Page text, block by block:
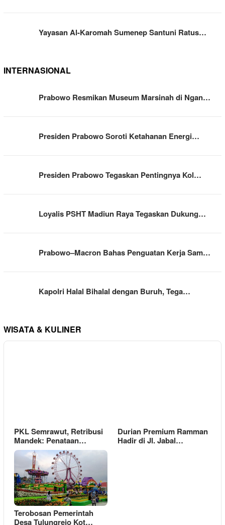
Yayasan Al-Karomah Sumenep Santuni Ratus…
INTERNASIONAL
Prabowo Resmikan Museum Marsinah di Ngan…
Presiden Prabowo Soroti Ketahanan Energi…
Presiden Prabowo Tegaskan Pentingnya Kol…
Loyalis PSHT Madiun Raya Tegaskan Dukung…
Prabowo–Macron Bahas Penguatan Kerja Sam…
Kapolri Halal Bihalal dengan Buruh, Tega…
WISATA & KULINER
PKL Semrawut, Retribusi
Mandek: Penataan…
Durian Premium Ramman
Hadir di Jl. Jabal…
Terobosan Pemerintah
Desa Tulungrejo Kot…